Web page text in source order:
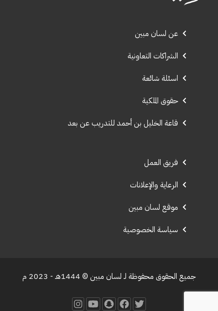
عن لسان مبين
الشراكات التعاونية
اسئلة شائعة
حقوق الملكية
قاعة الخليل بن أحمد للتدريب عن بعد
فريق العمل
الرعاية والإعلانات
موقع لسان مبين
سياسة الخصوصية
جميع الحقوق محفوظة لـ لسان مبين © 1444هـ - 2023 م